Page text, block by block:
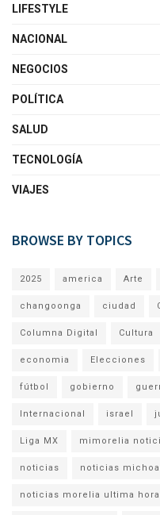
LIFESTYLE
NACIONAL
NEGOCIOS
POLÍTICA
SALUD
TECNOLOGÍA
VIAJES
BROWSE BY TOPICS
2025 america Arte
changoonga ciudad
Columna Digital Cultura
economia Elecciones
fútbol gobierno
Internacional israel
Liga MX mimorelia
noticias noticias
noticias morelia ultima hora